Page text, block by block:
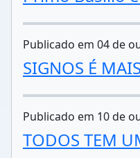
Publicado em 04 de
SIGNOS É
Publicado em 10 de
TODOS TEM